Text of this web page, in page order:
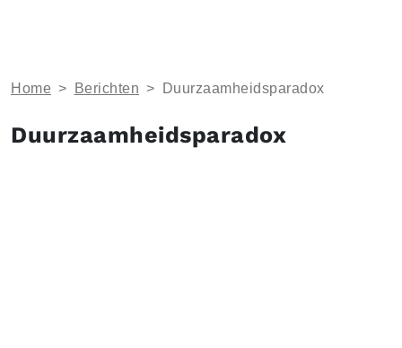
Home > Berichten > Duurzaamheidsparadox
Duurzaamheidsparadox